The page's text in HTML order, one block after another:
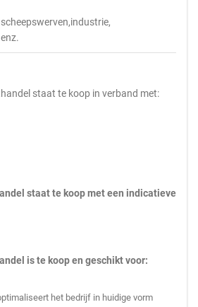
staat te koop in verband met:
staat te koop met een indicatieve
is te koop en geschikt voor:
het bedrijf in huidige vorm